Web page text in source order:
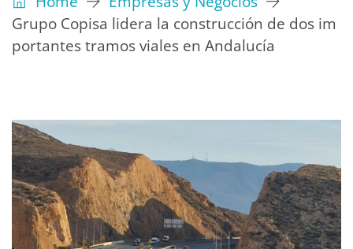
Grupo Copisa lidera la construcción de dos im
portantes tramos viales en Andalucía